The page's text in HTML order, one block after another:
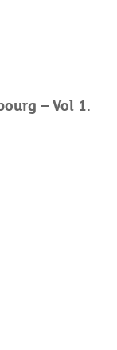
– Vol 1.